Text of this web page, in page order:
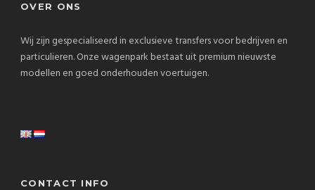
OVER ONS
Wij zijn gespecialiseerd in exclusieve transfers voor bedrijven en
particulieren. Onze wagenpark bestaat uit premium nieuwste
modellen en goed onderhouden voertuigen.
CONTACT INFO